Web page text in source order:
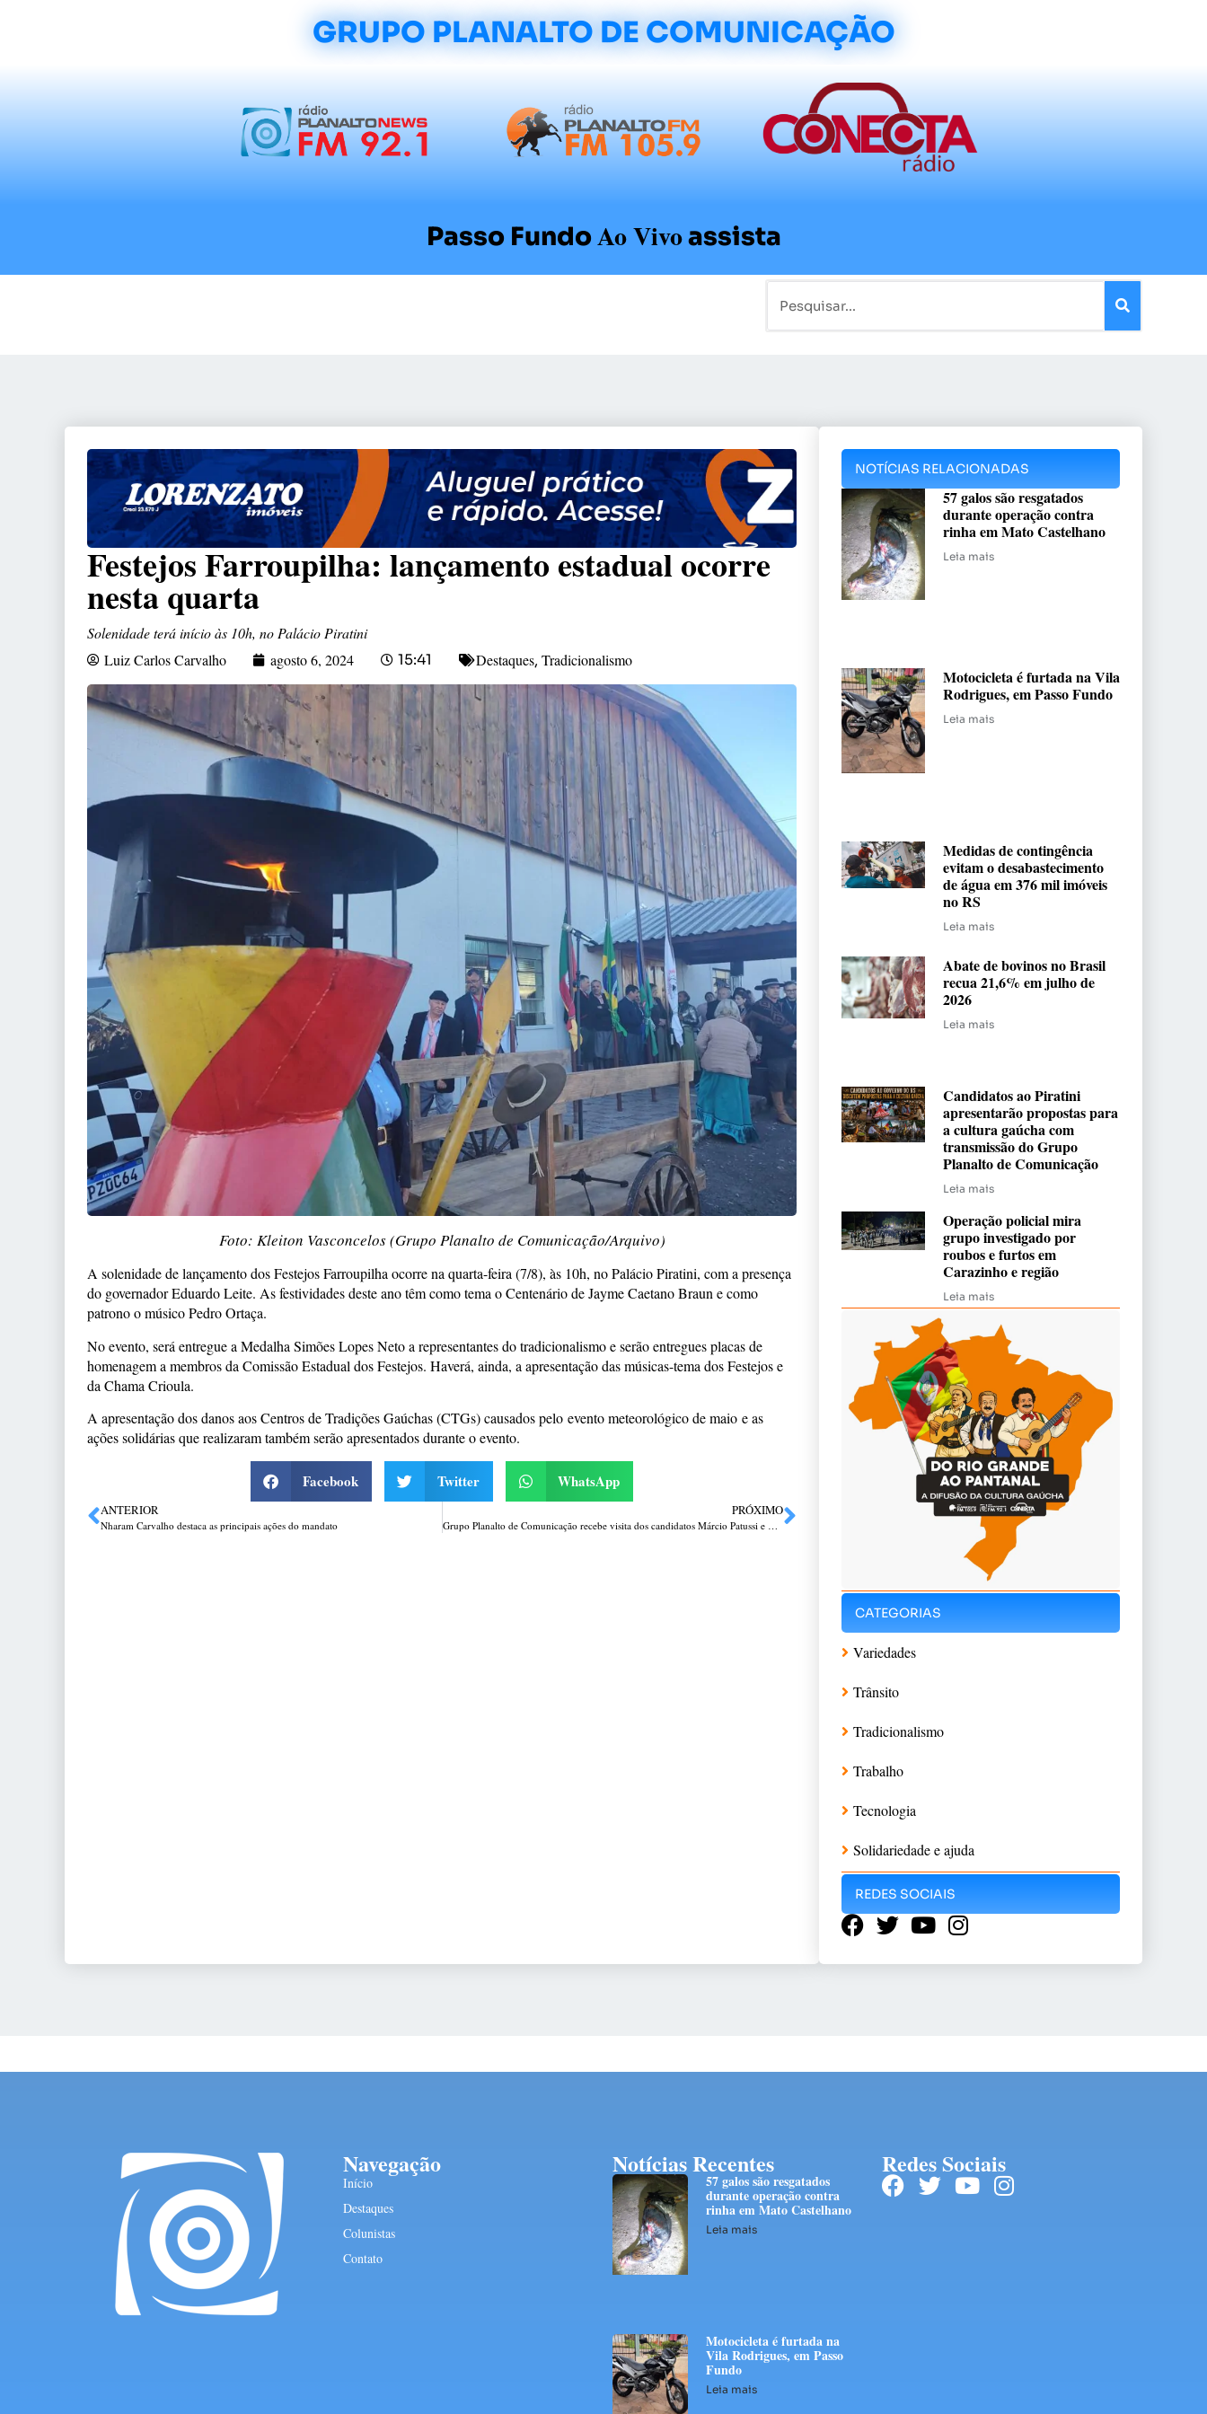
GRUPO PLANALTO DE COMUNICAÇÃO
Passo FundoAo Vivoassista
Festejos Farroupilha: lançamento estadual ocorre
nesta quarta
Solenidade terá início às 10h, no Palácio Piratini
Luiz Carlos Carvalho
agosto 6, 2024 15:41 Destaques, Tradicionalismo
Foto: Kleiton Vasconcelos (Grupo Planalto de Comunicação/Arquivo)
A solenidade de lançamento dos Festejos Farroupilha ocorre na quarta-feira (7/8), às 10h, no Palácio Piratini, com a presença
do governador Eduardo Leite. As festividades deste ano têm como tema o Centenário de Jayme Caetano Braun e como
patrono o músico Pedro Ortaça.
No evento, será entregue a Medalha Simões Lopes Neto a representantes do tradicionalismo e serão entregues placas de
homenagem a membros da Comissão Estadual dos Festejos. Haverá, ainda, a apresentação das músicas-tema dos Festejos e
da Chama Crioula.
A apresentação dos danos aos Centros de Tradições Gaúchas (CTGs) causados pelo evento meteorológico de maio e as
ações solidárias que realizaram também serão apresentados durante o evento.
Facebook Twitter WhatsApp
ANTERIOR
Nharam Carvalho destaca as principais ações do mandato
PRÓXIMO
Grupo Planalto de Comunicação recebe visita dos candidatos Márcio Patussi e Claudio Doro
NOTÍCIAS RELACIONADAS
57 galos são resgatados
durante operação contra
rinha em Mato Castelhano
Leia mais
Motocicleta é furtada na Vila
Rodrigues, em Passo Fundo
Leia mais
Medidas de contingência
evitam o desabastecimento
de água em 376 mil imóveis
no RS
Leia mais
Abate de bovinos no Brasil
recua 21,6% em julho de
2026
Leia mais
Candidatos ao Piratini
apresentarão propostas para
a cultura gaúcha com
transmissão do Grupo
Planalto de Comunicação
Leia mais
Operação policial mira
grupo investigado por
roubos e furtos em
Carazinho e região
Leia mais
CATEGORIAS
Variedades
Trânsito
Tradicionalismo
Trabalho
Tecnologia
Solidariedade e ajuda
REDES SOCIAIS
Navegação
Início
Destaques
Colunistas
Contato
Notícias Recentes
57 galos são resgatados
durante operação contra
rinha em Mato Castelhano
Leia mais
Motocicleta é furtada na
Vila Rodrigues, em Passo
Fundo
Leia mais
Redes Sociais